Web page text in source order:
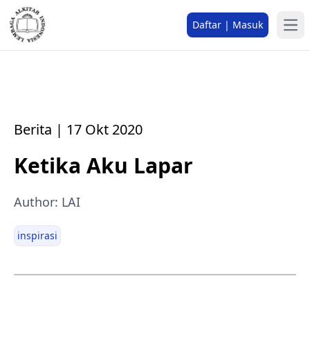
Daftar | Masuk
Berita | 17 Okt 2020
Ketika Aku Lapar
Author: LAI
inspirasi